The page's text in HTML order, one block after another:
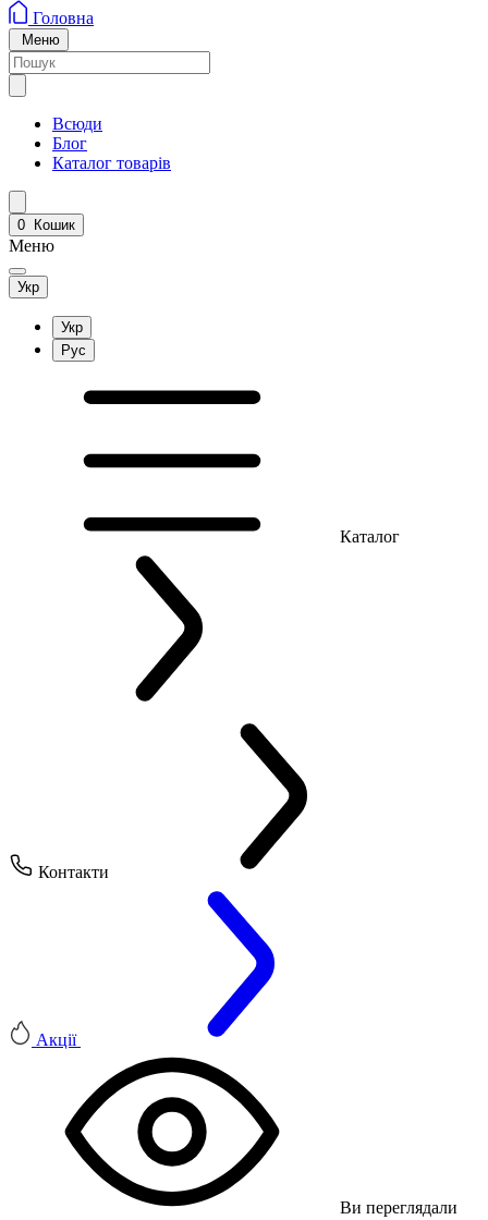
Головна
Меню
Всюди
Блог
Каталог товарів
0 Кошик
Меню
Укр
Укр
Рус
Каталог
Контакти
Акції
Ви переглядали